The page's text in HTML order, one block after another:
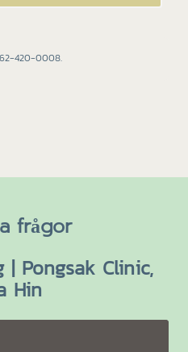
420-0008.
frågor
Pongsak Clinic,
Hin